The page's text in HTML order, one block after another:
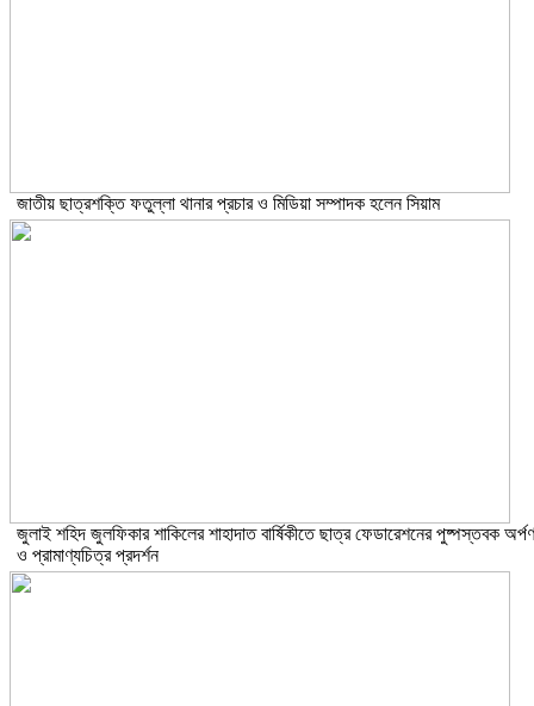
জাতীয় ছাত্রশক্তি ফতুল্লা থানার প্রচার ও মিডিয়া সম্পাদক হলেন সিয়াম
​জুলাই শহিদ জুলফিকার শাকিলের শাহাদাত বার্ষিকীতে ছাত্র ফেডারেশনের পুষ্পস্তবক অর্পণ
ও প্রামাণ্যচিত্র প্রদর্শন